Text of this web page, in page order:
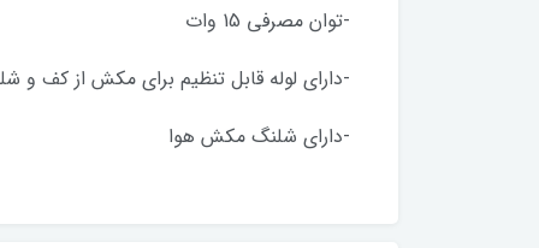
-توان مصرفی 15 وات
-دارای لوله قابل تنظیم برای مکش از کف و
-دارای شلنگ مکش هوا